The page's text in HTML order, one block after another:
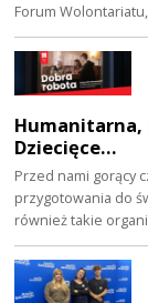
Forum
Humanitarna,
Dziecięce…
Przed nami gorący
przygotowania do
również takie